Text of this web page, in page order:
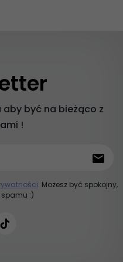
być na bieżąco z
!
. Możesz być spokojny,
spamu :)